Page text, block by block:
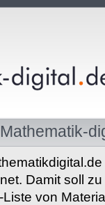
Damit soll
Liste von